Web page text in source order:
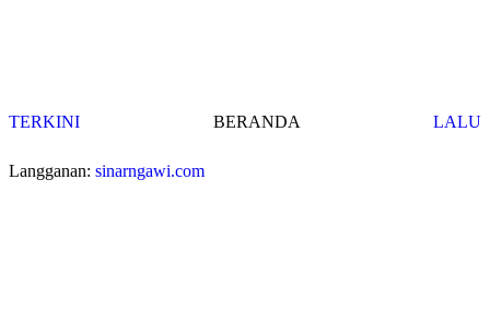
TERKINI LALU
BERANDA
Langganan: sinarngawi.com